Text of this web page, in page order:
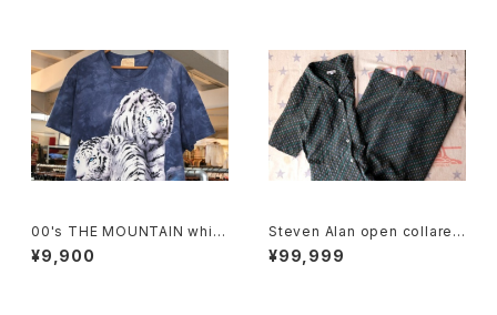
00's THE MOUNTAIN white
tiger tie-dye tee Dress
¥9,900
Steven Alan open collared
Jumpsuit "green"
¥99,999